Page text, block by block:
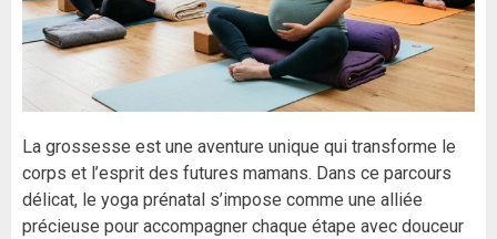
La grossesse est une aventure unique qui transforme le
corps et l’esprit des futures mamans. Dans ce parcours
délicat, le yoga prénatal s’impose comme une alliée
précieuse pour accompagner chaque étape avec douceur